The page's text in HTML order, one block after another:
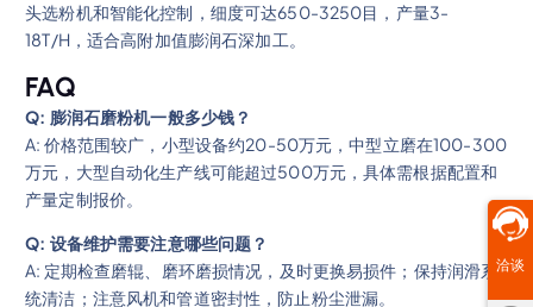
头选粉机和智能化控制，细度可达650-3250目，产量3-
18T/H，适合高附加值膨润石深加工。
FAQ
Q: 膨润石磨粉机一般多少钱？
A: 价格范围较广，小型设备约20-50万元，中型立磨在100-300
万元，大型自动化生产线可能超过500万元，具体需根据配置和
产量定制报价。
Q: 设备维护需要注意哪些问题？
A: 定期检查磨辊、磨环磨损情况，及时更换易损件；保持润滑系
统清洁；注意风机和管道密封性，防止粉尘泄漏。
洽谈